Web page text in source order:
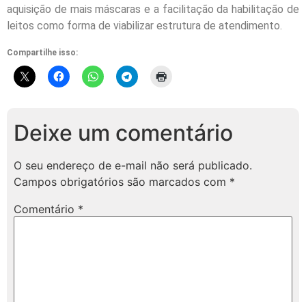
aquisição de mais máscaras e a facilitação da habilitação de
leitos como forma de viabilizar estrutura de atendimento.
Compartilhe isso:
Deixe um comentário
O seu endereço de e-mail não será publicado.
Campos obrigatórios são marcados com *
Comentário *